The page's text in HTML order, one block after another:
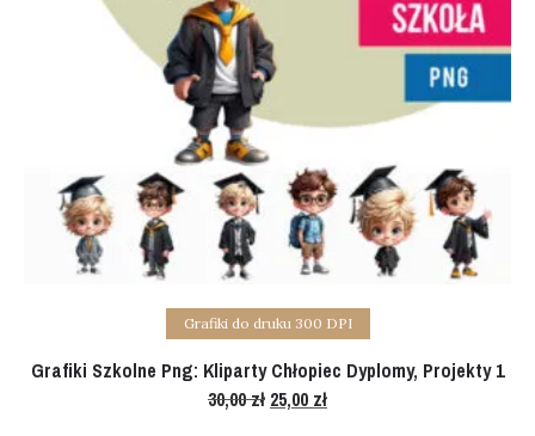
Add to cart
Grafiki do druku 300 DPI
Grafiki Szkolne Png: Kliparty Chłopiec Dyplomy, Projekty 1
30,00zł Original
price
25,00 złCurrent
price